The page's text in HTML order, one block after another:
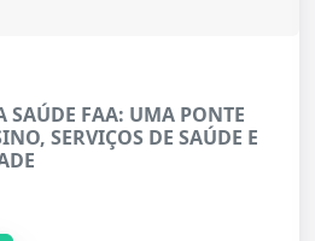
SAÚDE FAA: UMA PONTE
SERVIÇOS DE SAÚDE E